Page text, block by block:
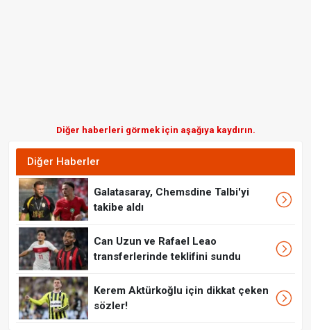
Diğer haberleri görmek için aşağıya kaydırın.
Diğer Haberler
Galatasaray, Chemsdine Talbi'yi
takibe aldı
Can Uzun ve Rafael Leao
transferlerinde teklifini sundu
Kerem Aktürkoğlu için dikkat çeken
sözler!